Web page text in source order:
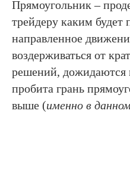
Прямоугольник –
трейдеру каким будет
направленное
воздерживаться от
решений, дожидаются
пробита грань
выше (именно в